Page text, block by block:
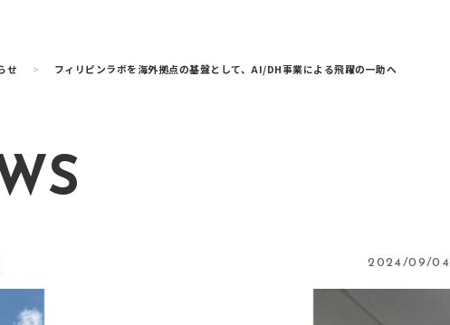
せ > フィリピンラボを海外拠点の基盤として、AI/DH事業による飛躍の一助へ
2024/09/04